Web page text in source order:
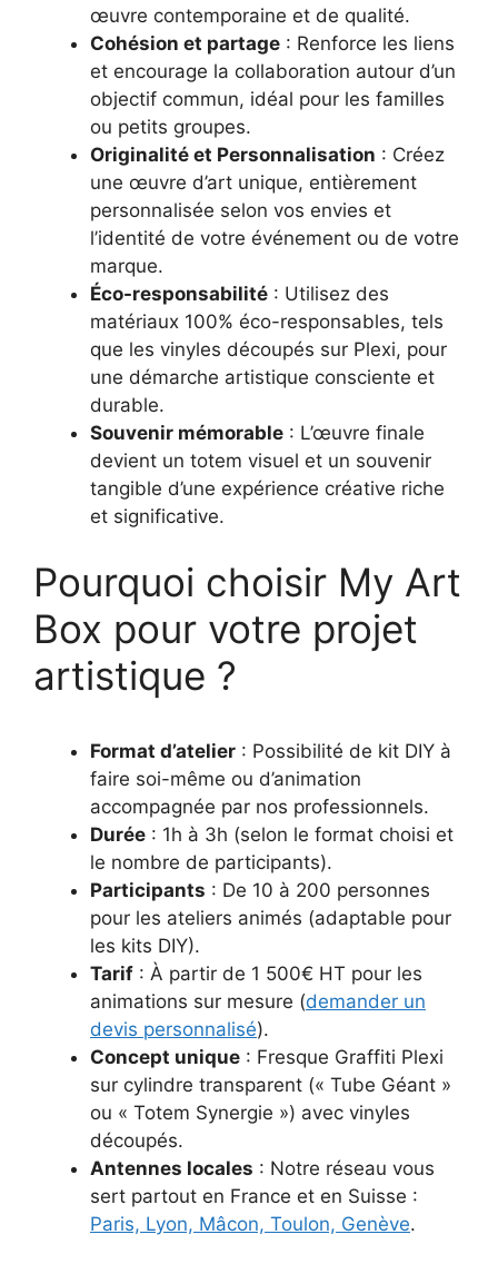
œuvre contemporaine et de qualité.
Cohésion et partage : Renforce les liens
et encourage la collaboration autour d’un
objectif commun, idéal pour les familles
ou petits groupes.
Originalité et Personnalisation : Créez
une œuvre d’art unique, entièrement
personnalisée selon vos envies et
l’identité de votre événement ou de votre
marque.
Éco-responsabilité : Utilisez des
matériaux 100% éco-responsables, tels
que les vinyles découpés sur Plexi, pour
une démarche artistique consciente et
durable.
Souvenir mémorable : L’œuvre finale
devient un totem visuel et un souvenir
tangible d’une expérience créative riche
et significative.
Pourquoi choisir My Art
Box pour votre projet
artistique ?
Format d’atelier : Possibilité de kit DIY à
faire soi-même ou d’animation
accompagnée par nos professionnels.
Durée : 1h à 3h (selon le format choisi et
le nombre de participants).
Participants : De 10 à 200 personnes
pour les ateliers animés (adaptable pour
les kits DIY).
Tarif : À partir de 1 500€ HT pour les
animations sur mesure (demander un
devis personnalisé).
Concept unique : Fresque Graffiti Plexi
sur cylindre transparent (« Tube Géant »
ou « Totem Synergie ») avec vinyles
découpés.
Antennes locales : Notre réseau vous
sert partout en France et en Suisse :
Paris, Lyon, Mâcon, Toulon, Genève.